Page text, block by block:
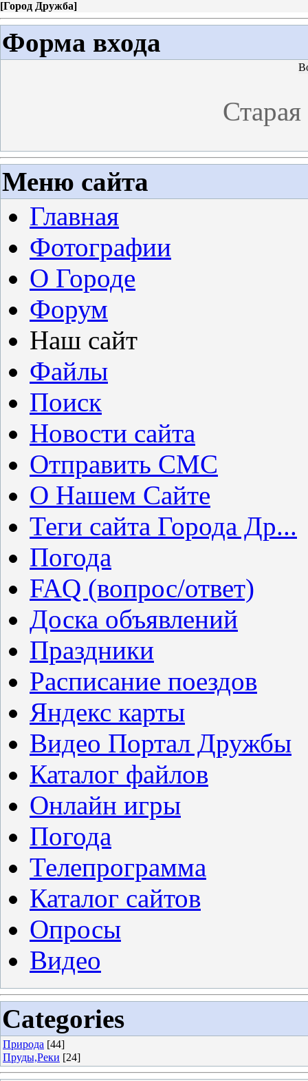
[Город Дружба]
Форма входа
Меню сайта
Главная
Фотографии
О Городе
Форум
Наш сайт
Файлы
Поиск
Новости сайта
Отправить СМС
О Нашем Сайте
Теги сайта Города Др...
Погода
FAQ (вопрос/ответ)
Доска объявлений
Праздники
Расписание поездов
Яндекс карты
Видео Портал Дружбы
Каталог файлов
Онлайн игры
Погода
Телепрограмма
Каталог сайтов
Опросы
Видео
Categories
Природа [44]
Пруды,Реки [24]